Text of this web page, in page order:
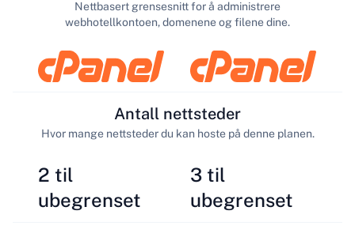
Nettbasert grensesnitt for å administrere
webhotellkontoen, domenene og filene dine.
2 til
ubegrenset
Antall nettsteder
Hvor mange nettsteder du kan hoste på denne planen.
3 til
ubegrenset